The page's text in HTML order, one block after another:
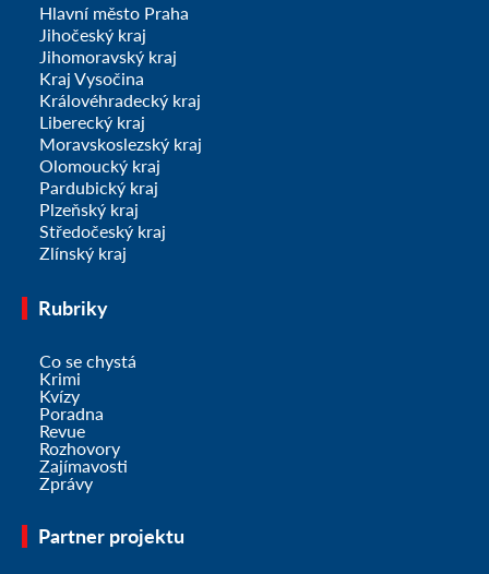
Hlavní město Praha
Jihočeský kraj
Jihomoravský kraj
Kraj Vysočina
Královéhradecký kraj
Liberecký kraj
Moravskoslezský kraj
Olomoucký kraj
Pardubický kraj
Plzeňský kraj
Středočeský kraj
Zlínský kraj
Rubriky
Co se chystá
Krimi
Kvízy
Poradna
Revue
Rozhovory
Zajímavosti
Zprávy
Partner projektu